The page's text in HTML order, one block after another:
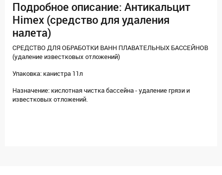
Подробное описание: Антикальцит
Himex (средство для удаления
налета)
СРЕДСТВО ДЛЯ ОБРАБОТКИ ВАНН ПЛАВАТЕЛЬНЫХ БАССЕЙНОВ
(удаление известковых отложений)
Упаковка: канистра 11л
Назначение: кислотная чистка бассейна - удаление грязи и
известковых отложений.